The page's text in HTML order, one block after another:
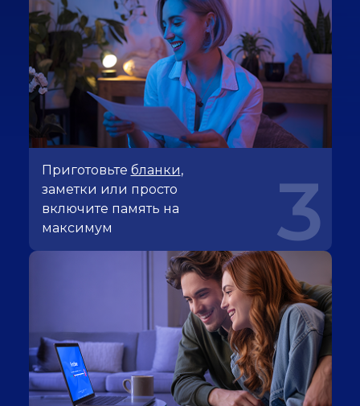
Приготовьте бланки,
заметки или просто
включите память на
максимум
3